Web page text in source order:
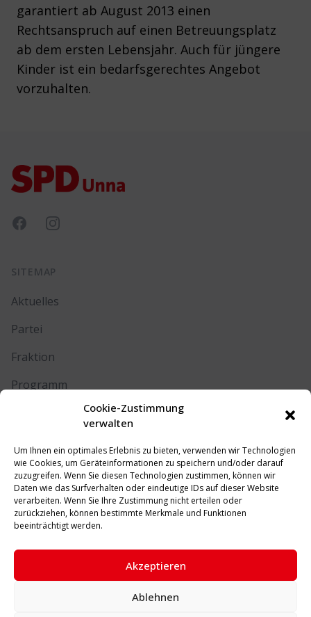
Cookie-Zustimmung
verwalten
Um Ihnen ein optimales Erlebnis zu bieten, verwenden wir Technologien
wie Cookies, um Geräteinformationen zu speichern und/oder darauf
zuzugreifen. Wenn Sie diesen Technologien zustimmen, können wir
Daten wie das Surfverhalten oder eindeutige IDs auf dieser Website
verarbeiten. Wenn Sie Ihre Zustimmung nicht erteilen oder
zurückziehen, können bestimmte Merkmale und Funktionen
beeinträchtigt werden.
Akzeptieren
Ablehnen
garantiert ab August 2013 einen
Rechtsanspruch auf einen Betreuungsplatz
ab dem ersten Lebensjahr. Auch für jüngere
Kinder ist ein bedarfsgerechtes Angebot
vorzuhalten.
FacebookInstagram
SITEMAP
Aktuelles
Partei
Fraktion
Programm
RECHTLICHES
Impressum
Datenschutz
Cookie-Richtlinie (EU)